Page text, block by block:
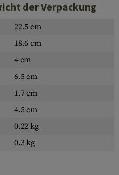
der Verpackung
22.5 cm
18.6 cm
4 cm
6.5 cm
1.7 cm
4.5 cm
0.22 kg
0.3 kg